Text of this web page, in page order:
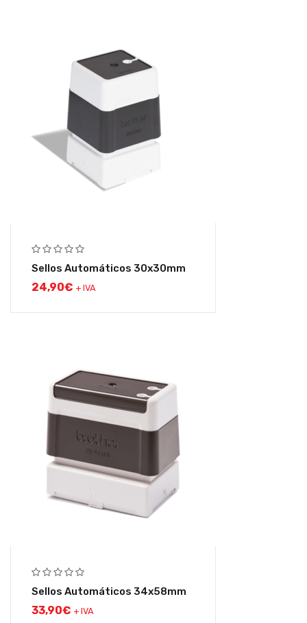
Sellos Automáticos 30x30mm
24,90€ + IVA
Sellos Automáticos 34x58mm
33,90€ + IVA